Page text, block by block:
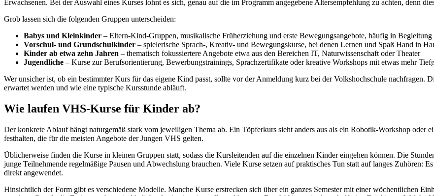
Erwachsenen. Bei der Auswahl eines Kurses lohnt es sich, genau auf die im Programm angegebene Altersempfehlung zu achten, denn
Grob lassen sich die folgenden Gruppen unterscheiden:
Babys und Kleinkinder – Eltern-Kind-Gruppen, musikalische Früherziehung und erste Bewegungsangebote, häufig in Begleitung
Vorschul- und Grundschulkinder – spielerische Sprach-, Kreativ- und Bewegungskurse, bei denen Lernen und Spaß Hand in
Kinder ab etwa zehn Jahren – thematisch fokussiertere Angebote etwa aus den Bereichen IT, Naturwissenschaft oder Theater
Jugendliche – Kurse zur Berufsorientierung, Bewerbungstrainings, Sprachzertifikate oder kreative Workshops mit etwas mehr
Wer unsicher ist, ob ein bestimmter Kurs für das eigene Kind passt, sollte vor der Anmeldung kurz bei der Volkshochschule nachfragen.
erwartet werden und wie eine typische Kursstunde abläuft.
Wie laufen VHS-Kurse für Kinder ab?
Der konkrete Ablauf hängt naturgemäß stark vom jeweiligen Thema ab. Ein Töpferkurs sieht anders aus als ein Robotik-Workshop oder
festhalten, die für die meisten Angebote der Jungen VHS gelten.
Üblicherweise finden die Kurse in kleinen Gruppen statt, sodass die Kursleitenden auf die einzelnen Kinder eingehen können. Die
junge Teilnehmende regelmäßige Pausen und Abwechslung brauchen. Viele Kurse setzen auf praktisches Tun statt auf langes Zuhören:
direkt angewendet.
Hinsichtlich der Form gibt es verschiedene Modelle. Manche Kurse erstrecken sich über ein ganzes Semester mit einer wöchentlichen